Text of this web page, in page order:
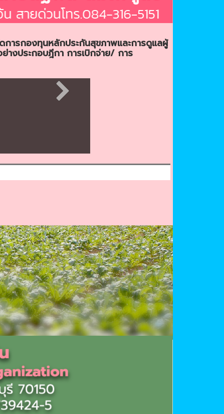
การกองทุนหลักประกันสุขภาพและการดูแลผู้
างประกอบฎีกา การเบิกจ่าย/ การ